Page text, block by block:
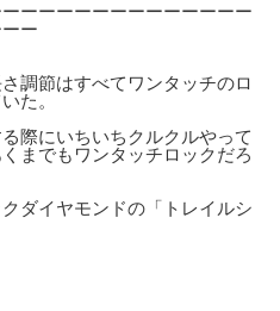
ーーーーーーーーーーーーー
ー
調節はすべてワンタッチのロ
た。
際にいちいちクルクルやって
までもワンタッチロックだろ
ダイヤモンドの「トレイルシ